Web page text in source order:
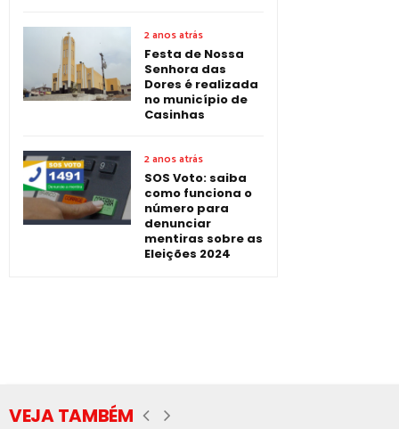
2 anos atrás
Festa de Nossa
Senhora das
Dores é realizada
no município de
Casinhas
2 anos atrás
SOS Voto: saiba
como funciona o
número para
denunciar
mentiras sobre as
Eleições 2024
VEJA TAMBÉM